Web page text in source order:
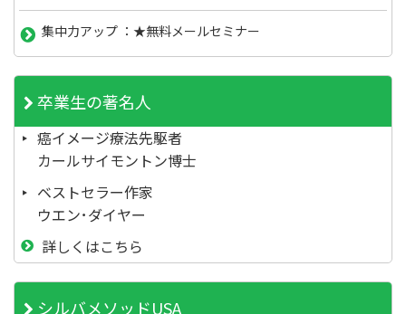
集中力アップ ：★無料メールセミナー
卒業生の著名人
癌イメージ療法先駆者
カールサイモントン博士
ベストセラー作家
ウエン･ダイヤー
詳しくはこちら
シルバメソッドUSA